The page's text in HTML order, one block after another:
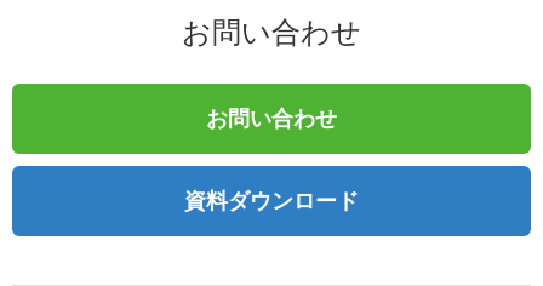
お問い合わせ
お問い合わせ
資料ダウンロード